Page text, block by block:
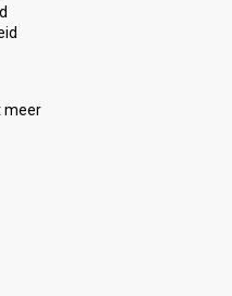
meer